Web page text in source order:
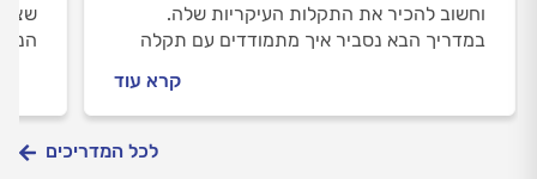
וחשוב להכיר את התקלות העיקריות שלה.
במדריך הבא נסביר איך מתמודדים עם תקלה
לוח מקשים לא מגיב וגלאי לא מגיב? וגם: איך
מתנהלים מול טכנאי מערכות אזעקה ואיך
קרא עוד
לכל המדריכים